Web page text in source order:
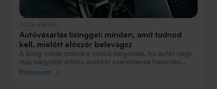
Autóvásárlás lízinggel: minden, amit tudnod
kell, mielőtt először belevágsz
A lízing sokak számára vonzó megoldás, ha autót vagy
más nagyobb értékű eszközt szeretnének használni
anélkül, hogy azt egy összegben ki kellene fizetniük.
Elolvasom